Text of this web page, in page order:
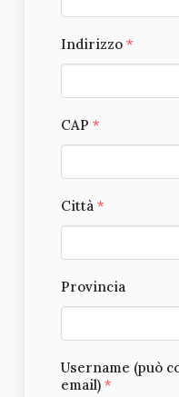
Indirizzo *
CAP *
Città *
Provincia
Username (può
email) *